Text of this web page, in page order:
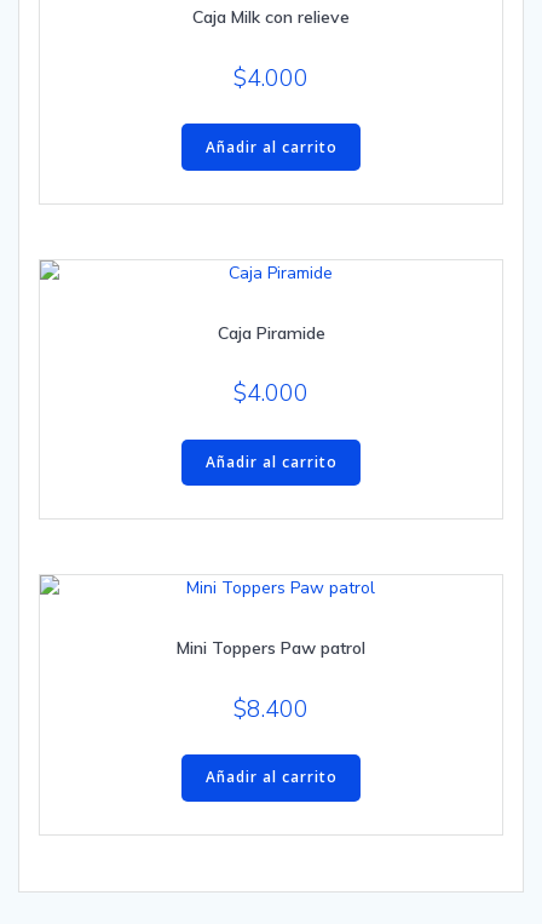
Caja Milk con relieve
$4.000
Añadir al carrito
Caja Piramide
$4.000
Añadir al carrito
Mini Toppers Paw patrol
$8.400
Añadir al carrito